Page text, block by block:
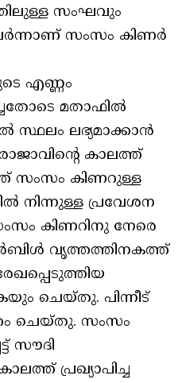
സംഘവും
സംസം കിണര്‍
എണ്ണം
മതാഫില്‍
സ്ഥലം ലഭ്യമാക്കാന്‍
കാലത്ത്
സംസം കിണറുള്ള
നിന്നുള്ള പ്രവേശന
കിണറിനു നേരെ
വൃത്തത്തിനകത്ത്
ചെയ്തു. പിന്നീട്
ചെയ്തു. സംസം
സൗദി
പ്രഖ്യാപിച്ച